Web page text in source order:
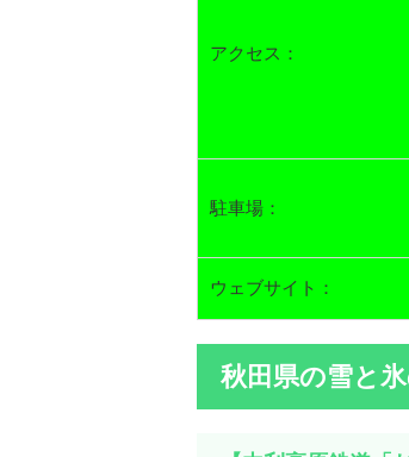
アクセス：
駐車場：
ウェブサイト：
秋田県の雪と